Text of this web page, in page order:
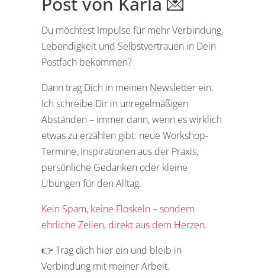
Du möchtest Impulse für mehr Verbindung,
Lebendigkeit und Selbstvertrauen in Dein
Postfach bekommen?
Dann trag Dich in meinen Newsletter ein.
Ich schreibe Dir in unregelmäßigen
Abständen – immer dann, wenn es wirklich
etwas zu erzählen gibt: neue Workshop-
Termine, Inspirationen aus der Praxis,
persönliche Gedanken oder kleine
Übungen für den Alltag.
Kein Spam, keine Floskeln – sondern
ehrliche Zeilen, direkt aus dem Herzen.
👉 Trag dich hier ein und bleib in
Verbindung mit meiner Arbeit.